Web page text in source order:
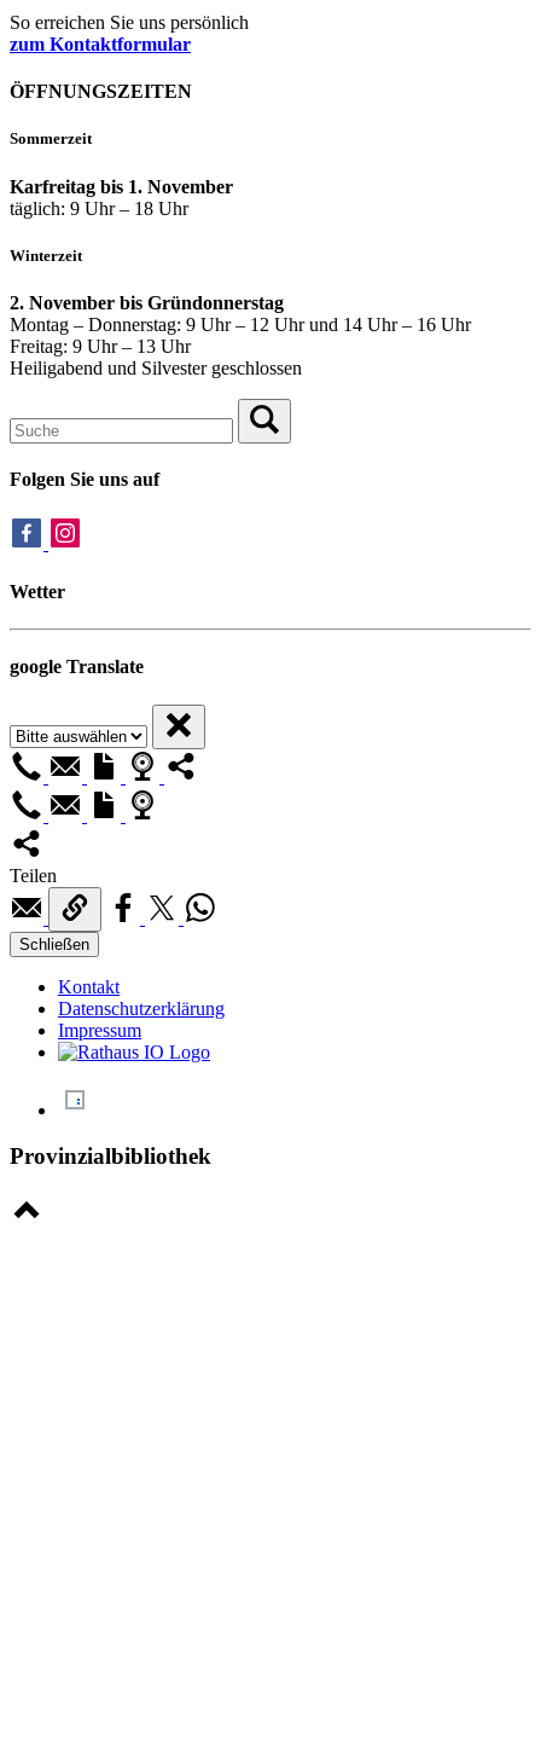
So erreichen Sie uns persönlich
zum Kontaktformular
ÖFFNUNGSZEITEN
Sommerzeit
Karfreitag bis 1. November
täglich: 9 Uhr – 18 Uhr
Winterzeit
2. November bis Gründonnerstag
Montag – Donnerstag: 9 Uhr – 12 Uhr und 14 Uhr – 16 Uhr
Freitag: 9 Uhr – 13 Uhr
Heiligabend und Silvester geschlossen
Folgen Sie uns auf
Wetter
google Translate
Teilen
Schließen
Kontakt
Datenschutzerklärung
Impressum
Provinzialbibliothek